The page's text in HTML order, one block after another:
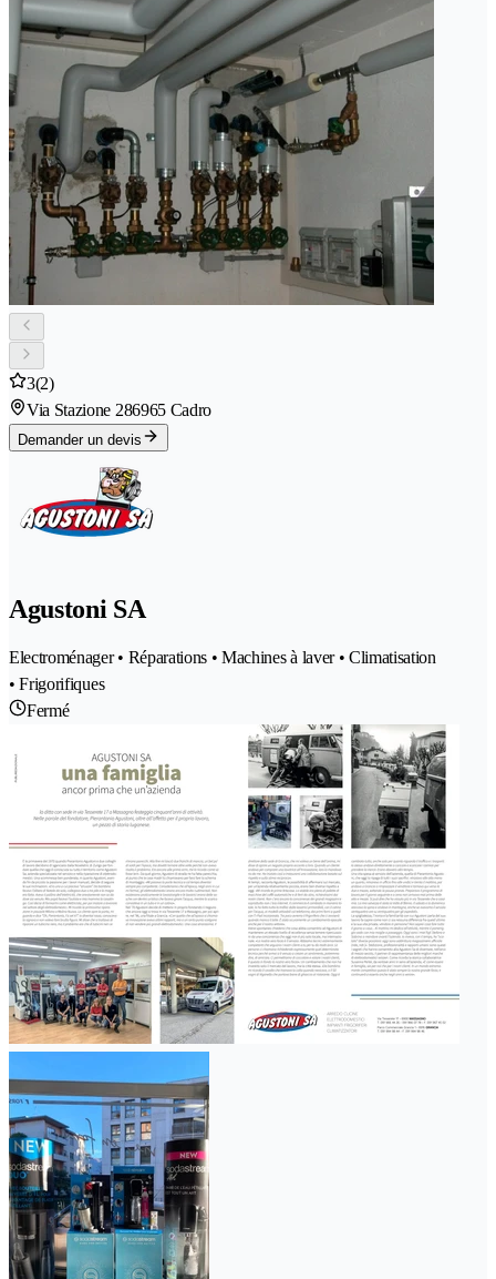
3(2)
Via Stazione 286965 Cadro
Demander un devis
Agustoni SA
Electroménager • Réparations • Machines à laver • Climatisation
• Frigorifiques
Fermé